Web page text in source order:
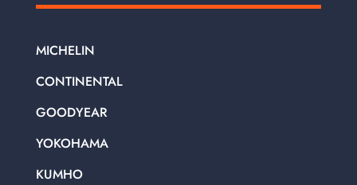
MICHELIN
CONTINENTAL
GOODYEAR
YOKOHAMA
KUMHO